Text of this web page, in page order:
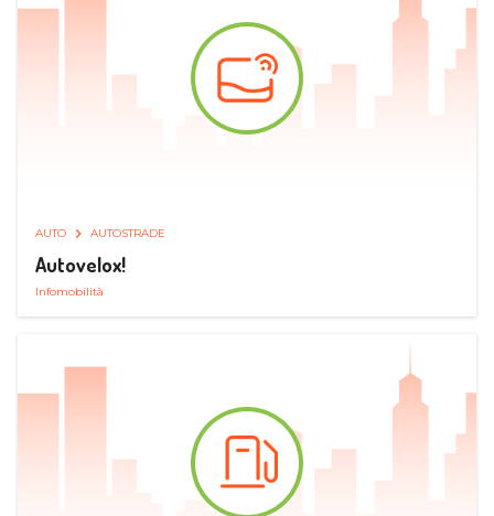
AUTO AUTOSTRADE
Autovelox!
Infomobilità